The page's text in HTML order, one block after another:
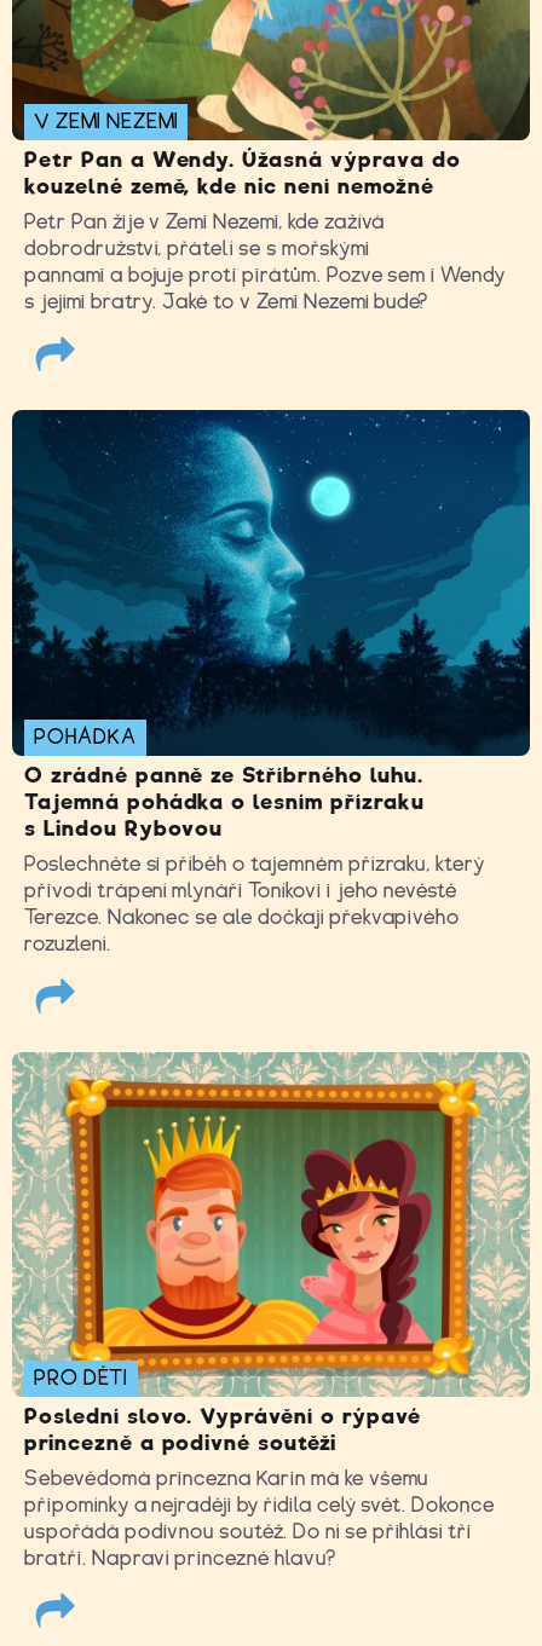
V ZEMI NEZEMI
Petr Pan a Wendy. Úžasná výprava do
kouzelné země, kde nic není nemožné
Petr Pan žije v Zemi Nezemi, kde zažívá
dobrodružství, přátelí se s mořskými
pannami a bojuje proti pirátům. Pozve sem i Wendy
s jejími bratry. Jaké to v Zemi Nezemi bude?
POHÁDKA
O zrádné panně ze Stříbrného luhu.
Tajemná pohádka o lesním přízraku
s Lindou Rybovou
Poslechněte si příběh o tajemném přízraku, který
přivodí trápení mlynáři Toníkovi i jeho nevěstě
Terezce. Nakonec se ale dočkají překvapivého
rozuzlení.
PRO DĚTI
Poslední slovo. Vyprávění o rýpavé
princezně a podivné soutěži
Sebevědomá princezna Karin má ke všemu
připomínky a nejraději by řídila celý svět. Dokonce
uspořádá podivnou soutěž. Do ní se přihlásí tři
bratři. Napraví princezně hlavu?